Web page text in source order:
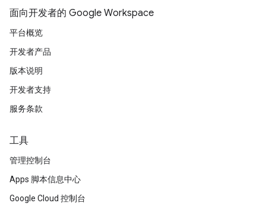
面向开发者的 Google Workspace
平台概览
开发者产品
版本说明
开发者支持
服务条款
工具
管理控制台
Apps 脚本信息中心
Google Cloud 控制台